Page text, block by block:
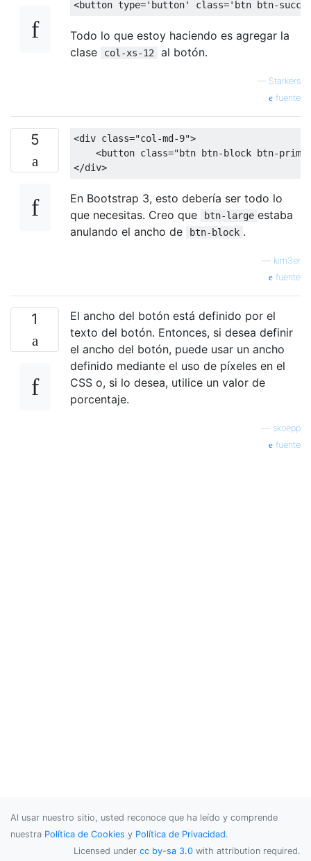
<button type='button' class='btn btn-
Todo lo que estoy haciendo es agregar la
clase
col-xs-12 al botón.
— Starkers
fuente
5 <div class="col-md-9">
<button class="btn btn-block btn-
</div>
En Bootstrap 3, esto debería ser todo lo
que necesitas. Creo que
btn-large estaba
anulando el ancho de
btn-block .
kim3er
fuente
1
El ancho del botón está definido por el
texto del botón. Entonces, si desea definir
el ancho del botón, puede usar un ancho
definido mediante el uso de píxeles en el
CSS o, si lo desea, utilice un valor de
porcentaje.
skoepp
fuente
Al usar nuestro sitio, usted reconoce que ha leído y comprende
nuestra Política de Cookies y Política de Privacidad.
Licensed under cc by-sa 3.0 with attribution required.